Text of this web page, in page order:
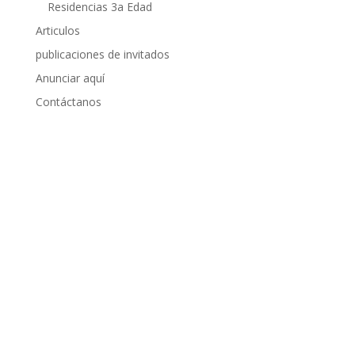
Residencias 3a Edad
Articulos
publicaciones de invitados
Anunciar aquí
Contáctanos